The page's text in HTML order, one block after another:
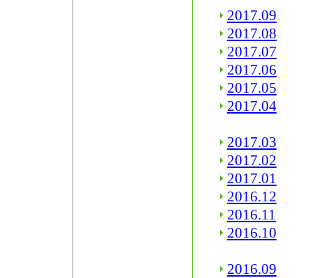
2017.09
2017.08
2017.07
2017.06
2017.05
2017.04
2017.03
2017.02
2017.01
2016.12
2016.11
2016.10
2016.09